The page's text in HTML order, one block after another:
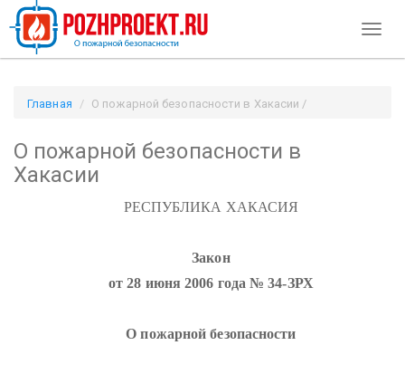
Главная
О пожарной безопасности в Хакасии /
О пожарной безопасности в
Хакасии
РЕСПУБЛИКА ХАКАСИЯ
Закон
от 28 июня 2006 года № 34-ЗРХ
О пожарной безопасности